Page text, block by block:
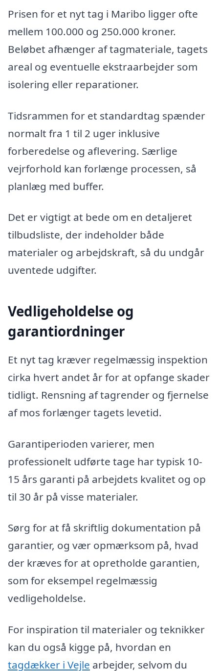
Prisen for et nyt tag i Maribo ligger ofte
mellem 100.000 og 250.000 kroner.
Beløbet afhænger af tagmateriale, tagets
areal og eventuelle ekstraarbejder som
isolering eller reparationer.
Tidsrammen for et standardtag spænder
normalt fra 1 til 2 uger inklusive
forberedelse og aflevering. Særlige
vejrforhold kan forlænge processen, så
planlæg med buffer.
Det er vigtigt at bede om en detaljeret
tilbudsliste, der indeholder både
materialer og arbejdskraft, så du undgår
uventede udgifter.
Vedligeholdelse og
garantiordninger
Et nyt tag kræver regelmæssig inspektion
cirka hvert andet år for at opfange skader
tidligt. Rensning af tagrender og fjernelse
af mos forlænger tagets levetid.
Garantiperioden varierer, men
professionelt udførte tage har typisk 10-
15 års garanti på arbejdets kvalitet og op
til 30 år på visse materialer.
Sørg for at få skriftlig dokumentation på
garantier, og vær opmærksom på, hvad
der kræves for at opretholde garantien,
som for eksempel regelmæssig
vedligeholdelse.
For inspiration til materialer og teknikker
kan du også kigge på, hvordan en
tagdækker i Vejle arbejder, selvom du